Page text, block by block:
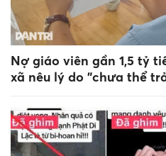
Nợ giáo viên gần 1,5 tỷ
xã nêu lý do "chưa thể